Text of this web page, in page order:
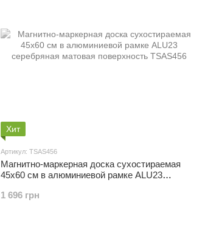
Хит
Артикул: TSAS456
Магнитно-маркерная доска сухостираемая
45x60 см в алюминиевой рамке ALU23
1 696 грн